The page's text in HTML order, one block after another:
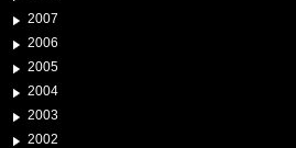
2007
2006
2005
2004
2003
2002